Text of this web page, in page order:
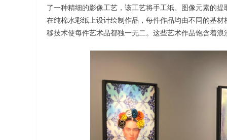
了一种精细的影像工艺，该工艺将手工纸、图像元素的
在纯棉水彩纸上设计绘制作品，每件作品均由不同的基
移技术使每件艺术品都独一无二。这些艺术作品饱含着浪